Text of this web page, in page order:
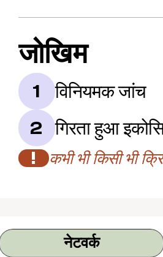
जोखिम
1 विनियमक जांच
2 गिरता हुआ
! कभी भी किसी भी
नेटवर्क